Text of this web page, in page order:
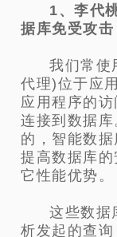
1、李代
据库免受攻击
我们常使
代理)位于应
应用程序的
连接到数据
的，智能数
提高数据库
它性能优势。
这些数据
析发起的查